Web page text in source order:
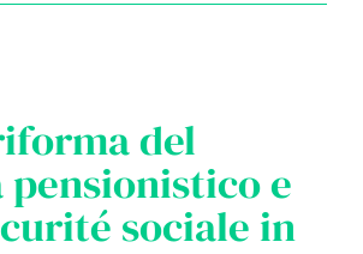
del
pensionistico e
sociale in